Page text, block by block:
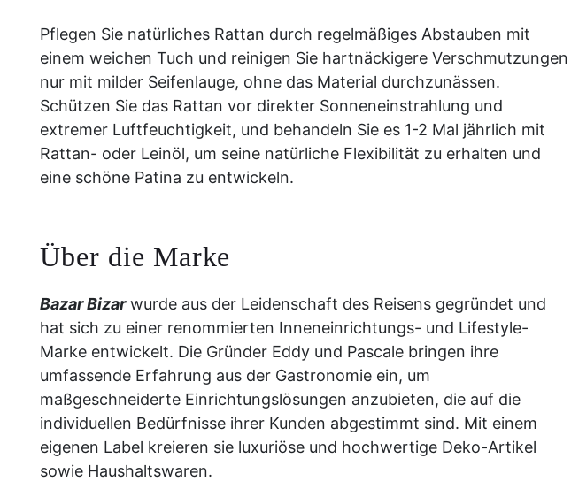
Pflegen Sie natürliches Rattan durch regelmäßiges Abstauben mit
einem weichen Tuch und reinigen Sie hartnäckigere Verschmutzungen
nur mit milder Seifenlauge, ohne das Material durchzunässen.
Schützen Sie das Rattan vor direkter Sonneneinstrahlung und
extremer Luftfeuchtigkeit, und behandeln Sie es 1-2 Mal jährlich mit
Rattan- oder Leinöl, um seine natürliche Flexibilität zu erhalten und
eine schöne Patina zu entwickeln.
Über die Marke
Bazar Bizarwurde aus der Leidenschaft des Reisens gegründet und
hat sich zu einer renommierten Inneneinrichtungs- und Lifestyle-
Marke entwickelt. Die Gründer Eddy und Pascale bringen ihre
umfassende Erfahrung aus der Gastronomie ein, um
maßgeschneiderte Einrichtungslösungen anzubieten, die auf die
individuellen Bedürfnisse ihrer Kunden abgestimmt sind. Mit einem
eigenen Label kreieren sie luxuriöse und hochwertige Deko-Artikel
sowie Haushaltswaren.